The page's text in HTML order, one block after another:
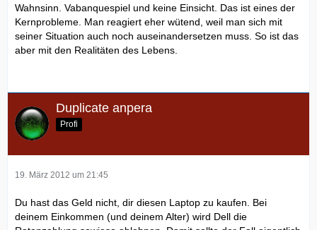
Wahnsinn. Vabanquespiel und keine Einsicht. Das ist eines der
Kernprobleme. Man reagiert eher wütend, weil man sich mit
seiner Situation auch noch auseinandersetzen muss. So ist das
aber mit den Realitäten des Lebens.
Duplicate anpera
Profi
19. März 2012 um 21:45
Du hast das Geld nicht, dir diesen Laptop zu kaufen. Bei
deinem Einkommen (und deinem Alter) wird Dell die